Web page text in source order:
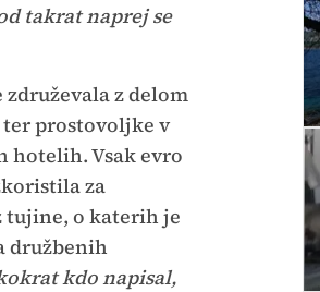
takrat naprej se
z delom
prostovoljke v
Vsak evro
za
o katerih je
družbenih
kdo napisal,